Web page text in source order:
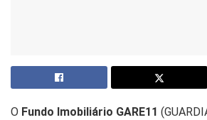
O Fundo Imobiliário GARE11